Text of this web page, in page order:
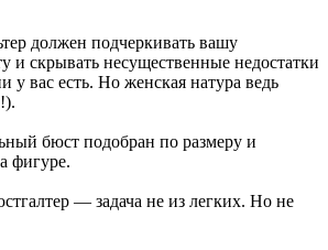
должен подчеркивать вашу
и скрывать несущественные недостатки
у вас есть. Но женская натура ведь
бюст подобран по размеру и
фигуре.
— задача не из легких. Но не